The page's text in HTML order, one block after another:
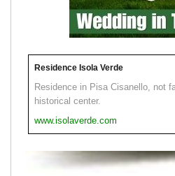
Residence Isola Verde
Residence in Pisa Cisanello, not
historical center.
www.isolaverde.com